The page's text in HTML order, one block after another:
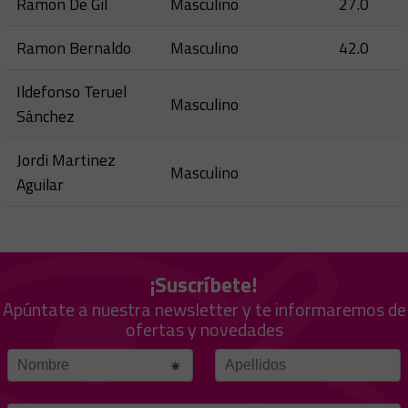
Ramon Bernaldo
Masculino
42.0
Ildefonso Teruel
Sánchez
Masculino
Jordi Martinez
Aguilar
Masculino
¡Suscríbete!
Apúntate a nuestra newsletter y te informaremos de
ofertas y novedades